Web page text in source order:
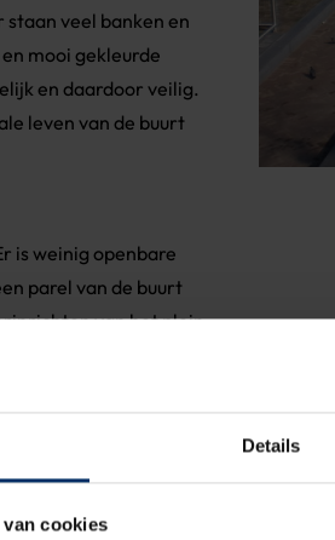
Details
van cookies
veel banken en
mooi gekleurde
en daardoor veilig.
leven van de buurt
is weinig openbare
parel van de buurt
van het plein
woningen
overleg met de buurt
Dit vormt de